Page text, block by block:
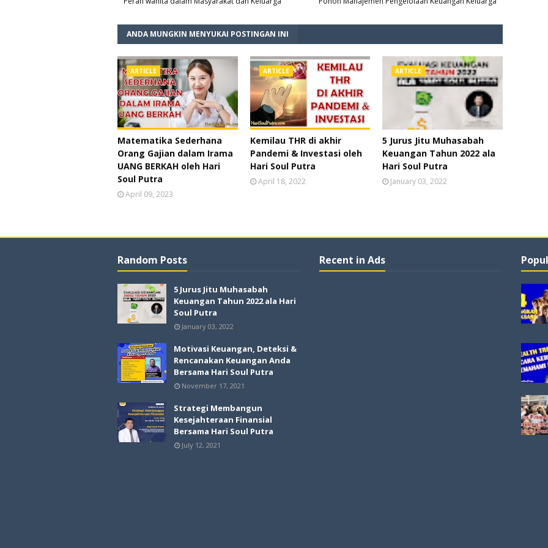
ANDA MUNGKIN MENYUKAI POSTINGAN INI
ARTICLE
Matematika Sederhana
Orang Gajian dalam Irama
UANG BERKAH oleh Hari
Soul Putra
April 09, 2023
ARTICLE
Kemilau THR di akhir
Pandemi & Investasi oleh
Hari Soul Putra
April 18, 2022
ARTICLE
5 Jurus Jitu Muhasabah
Keuangan Tahun 2022 ala
Hari Soul Putra
January 03, 2022
Random Posts
5 Jurus Jitu Muhasabah
Keuangan Tahun 2022 ala Hari
Soul Putra
January 03, 2022
Motivasi Keuangan, Deteksi &
Rencanakan Keuangan Anda
Bersama Hari Soul Putra
November 17, 2021
Strategi Membangun
Kesejahteraan Finansial
Bersama Hari Soul Putra
July 12, 2021
Recent in Ads